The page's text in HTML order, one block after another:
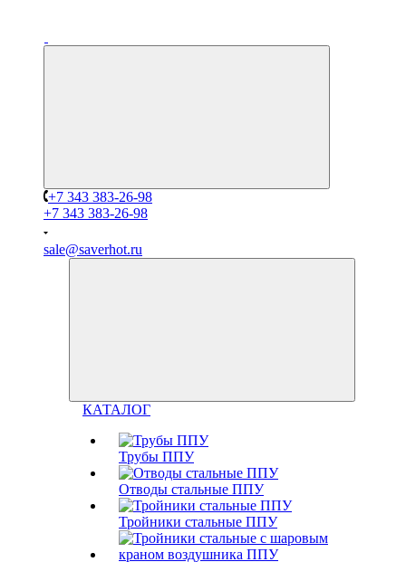
+7 343 383-26-98
+7 343 383-26-98
sale@saverhot.ru
КАТАЛОГ
Трубы ППУ
Отводы стальные ППУ
Тройники стальные ППУ